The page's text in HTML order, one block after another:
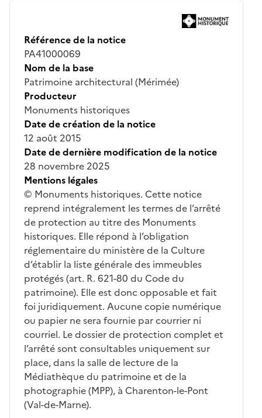
Référence de la notice
PA41000069
Nom de la base
Patrimoine architectural (Mérimée)
Producteur
Monuments historiques
Date de création de la notice
12 août 2015
Date de dernière modification de la notice
28 novembre 2025
Mentions légales
© Monuments historiques. Cette notice
reprend intégralement les termes de l’arrêté
de protection au titre des Monuments
historiques. Elle répond à l’obligation
réglementaire du ministère de la Culture
d’établir la liste générale des immeubles
protégés (art. R. 621-80 du Code du
patrimoine). Elle est donc opposable et fait
foi juridiquement. Aucune copie numérique
ou papier ne sera fournie par courrier ni
courriel. Le dossier de protection complet et
l’arrêté sont consultables uniquement sur
place, dans la salle de lecture de la
Médiathèque du patrimoine et de la
photographie (MPP), à Charenton-le-Pont
(Val-de-Marne).